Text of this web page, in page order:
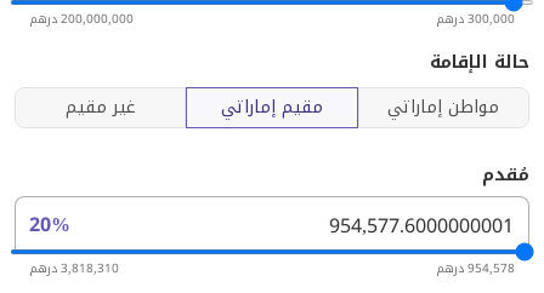
300,000 درهم 200,000,000 درهم
حالة الإقامة
مواطن إماراتي
مقيم إماراتي غير مقيم
مُقدم
20%
954,578 درهم 3,818,310 درهم